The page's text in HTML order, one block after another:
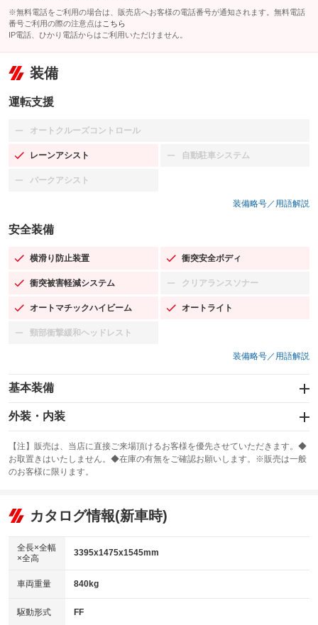
※無料電話をご利用の場合は、販売店へお客様の電話番号が通知されます。無料電話
番号ご利用の際の注意点は こちら
IP電話、ひかり電話からはご利用いただけません。
装備
運転支援
オートクルーズコントロール
：装備なし
レーンアシスト
：装備あり 自動駐車システム
：装備なし
パークアシスト
：装備なし
装備略号／用語解説
安全装備
横滑り防止装置
：装備あり 衝突安全ボディ
：装備あり
衝突被害軽減システム
：装備あり クリアランスソナー
：装備なし
オートマチックハイビーム
：装備あり オートライト
：装備あり
頸部衝撃緩和ヘッドレスト
：装備なし
装備略号／用語解説
基本装備
エアバッグ：運転席/助手席/サイド
：装備あり
：装備なし
サンルーフ
：装備なし ABS
リフトアップ
：装備なし
：装備なし
パワーウィンドウ
アイドリングストップ
：装備あり
USB入力端子
：装備なし
外装・内装
カーナビ
：装備なし
TV
：装備なし
ビジュアル
：装備なし
：装備なし
革シート
キーレス
HID(キセノンライト)
：装備なし
【注】販売は、当店に直接ご来場頂けるお客様を優先させていただきます。◆
お取置きはいたしません。◆在庫の有無をご確認お願いします。※販売は一般
のお客様に限ります。
カタログ情報(新車時)
全長×全幅
×全高
3395x1475x1545mm
車両重量 840kg
駆動形式 FF